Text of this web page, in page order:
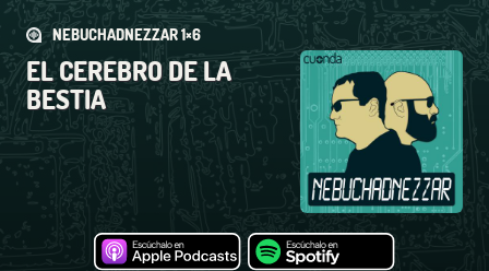
NEBUCHADNEZZAR 1×6
EL CEREBRO DE LA
BESTIA